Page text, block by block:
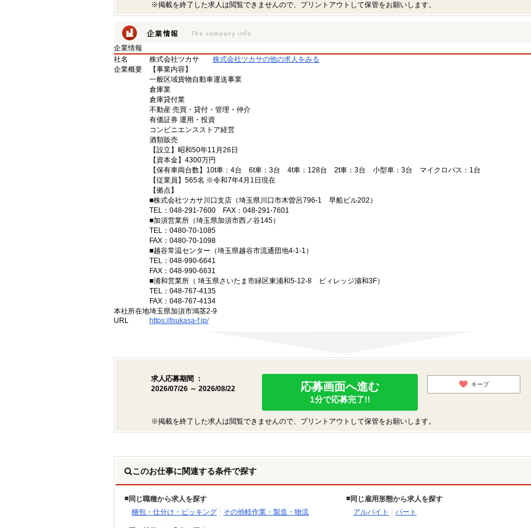
※掲載を終了した求人は閲覧できませんので、プリントアウトして保管をお願いします。
企業情報
社名
株式会社ツカサ
株式会社ツカサの他の求人をみる
企業概要
【事業内容】
一般区域貨物自動車運送事業
倉庫業
倉庫貸付業
不動産 売買・貸付・管理・仲介
有価証券 運用・投資
コンビニエンスストア経営
酒類販売
【設立】昭和50年11月26日
【資本金】4300万円
【保有車両台数】10t車：4台 6t車：3台 4t車：128台 2t車：3台 小型車：3台 マイクロバス：1台
【従業員】565名 ※令和7年4月1日現在
【拠点】
■株式会社ツカサ川口支店（埼玉県川口市木曽呂796-1 早船ビル202）
TEL：048-291-7600 FAX：048-291-7601
■加須営業所（埼玉県加須市西ノ谷145）
TEL：0480-70-1085
FAX：0480-70-1098
■越谷常温センター（埼玉県越谷市流通団地4-1-1）
TEL：048-990-6641
FAX：048-990-6631
■浦和営業所（ 埼玉県さいたま市緑区東浦和5-12-8 ビィレッジ浦和3F）
TEL：048-767-4135
FAX：048-767-4134
本社所在地埼玉県加須市鴻茎2-9
URL
https://tsukasa-f.jp/
求人応募期間 ：
2026/07/26 ～ 2026/08/22
応募画面へ進む
1分で応募完了!!
キープ
※掲載を終了した求人は閲覧できませんので、プリントアウトして保管をお願いします。
このお仕事に関連する条件で探す
同じ職種から求人を探す
梱包・仕分け・ピッキング
その他軽作業・製造・物流
同じ雇用形態から求人を探す
アルバイト
パート